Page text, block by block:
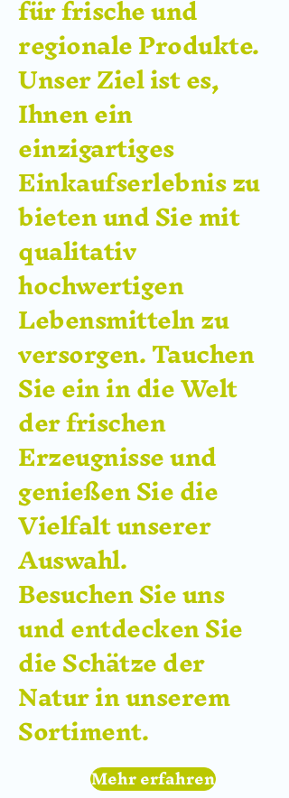
regionale Produkte.
Unser Ziel ist es,
Ihnen ein
einzigartiges
Einkaufserlebnis zu
bieten und Sie mit
qualitativ
hochwertigen
Lebensmitteln zu
versorgen. Tauchen
Sie ein in die Welt
der frischen
Erzeugnisse und
genießen Sie die
Vielfalt unserer
Auswahl.
Besuchen Sie uns
und entdecken Sie
die Schätze der
Natur in unserem
Sortiment.
Mehr erfahren